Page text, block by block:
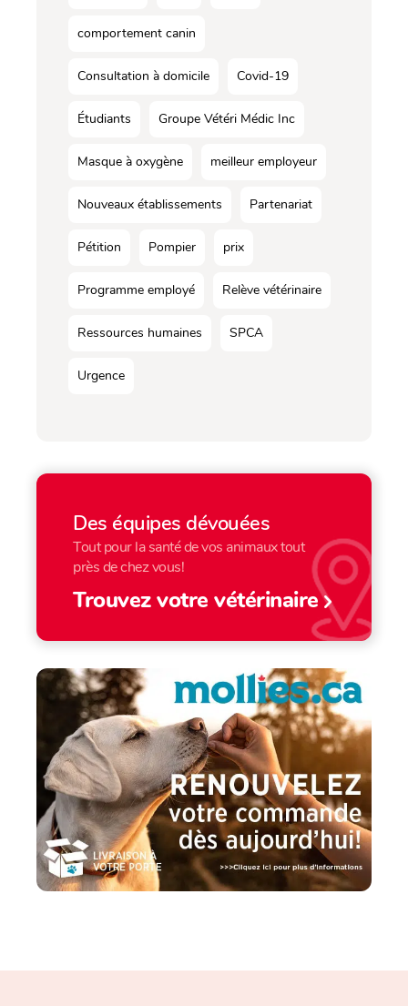
comportement canin
Consultation à domicile Covid-19
Étudiants Groupe Vétéri Médic Inc
Masque à oxygène meilleur employeur
Nouveaux établissements Partenariat
Pétition Pompier prix
Programme employé Relève vétérinaire
Ressources humaines SPCA
Urgence
Des équipes dévouées
Tout pour la santé de vos animaux tout
près de chez vous!
Trouvez votre vétérinaire